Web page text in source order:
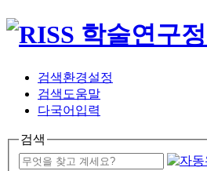
검색환경설정
검색도움말
다국어입력
검색